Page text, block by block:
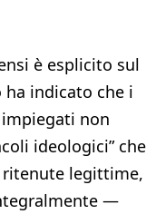
è esplicito sul
indicato che i
non
ideologici” che
legittime,
—